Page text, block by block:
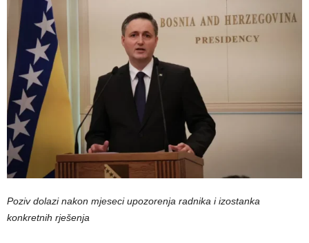
Poziv dolazi nakon mjeseci upozorenja radnika i izostanka
konkretnih rješenja